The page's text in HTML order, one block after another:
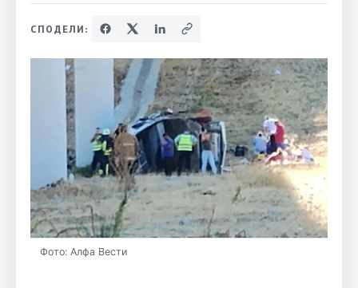
СПОДЕЛИ:
Фото: Алфа Вести